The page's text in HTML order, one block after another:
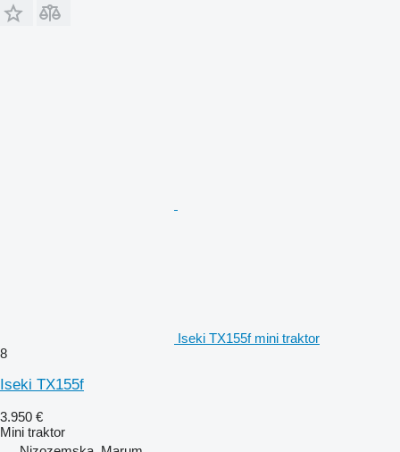
Iseki TX155f mini traktor
8
Iseki TX155f
3.950 €
Mini traktor